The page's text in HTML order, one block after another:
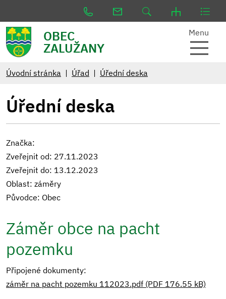
OBEC
ZALUŽANY
Menu
Úvodní stránka Úřad Úřední deska
Úřední deska
Značka:
Zveřejnit od: 27.11.2023
Zveřejnit do: 13.12.2023
Oblast: záměry
Původce: Obec
Záměr obce na pacht
pozemku
Připojené dokumenty:
záměr na pacht pozemku 112023.pdf (PDF 176.55 kB)